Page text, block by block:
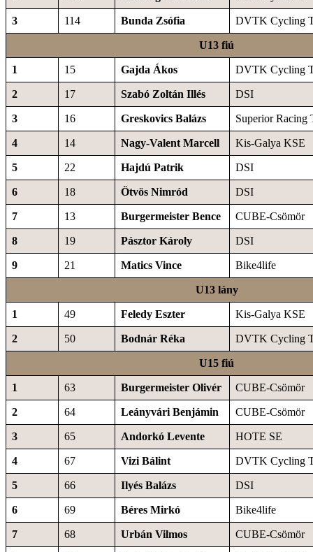
3 114 Bunda Zsófia DVTK Cycling
U13 fiú
1 15 Gajda Ákos DVTK Cycling
2 17 Szabó Zoltán Illés DSI
3 16 Greskovics Balázs Superior Racing
4 14 Nagy-Valent Marcell Kis-Galya KSE
5 22 Hajdú Patrik DSI
6 18 Ötvös Nimród DSI
7 13 Burgermeister Bence CUBE-Csömör
8 19 Pásztor Károly DSI
9 21 Matics Vince Bike4life
U13 lány
1 49 Feledy Eszter Kis-Galya KSE
2 50 Bodnár Réka DVTK Cycling
U15 fiú
1 63 Burgermeister Olivér CUBE-Csömör
2 64 Leányvári Benjámin CUBE-Csömör
3 65 Andorkó Levente HOTE SE
4 67 Vizi Bálint DVTK Cycling
5 66 Ilyés Balázs DSI
6 69 Béres Mirkó Bike4life
7 68 Urbán Vilmos CUBE-Csömör